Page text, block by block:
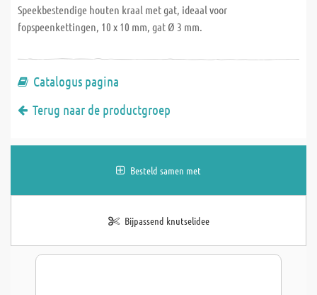
Speekbestendige houten kraal met gat, ideaal voor
fopspeenkettingen, 10 x 10 mm, gat Ø 3 mm.
Catalogus pagina
Terug naar de productgroep
Besteld samen met
Bijpassend knutselidee